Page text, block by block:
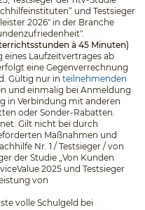
und Testsieger
2026" in der Branche
à 45 Minuten)
Laufzeitvertrages ab
eine Gegenverrechnung
Gültig nur in teilnehmenden
und einmalig bei Anmeldung
in Verbindung mit anderen
oder Sonder-Rabatten.
Gilt nicht bei durch
Maßnahmen und
Nr. 1 / Testsieger / von
der Studie „Von Kunden
2025 und Testsieger
von
volle Schulgeld bei